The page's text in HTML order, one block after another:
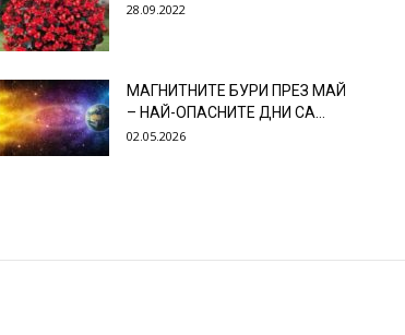
28.09.2022
МАГНИТНИТЕ БУРИ ПРЕЗ МАЙ
– НАЙ-ОПАСНИТЕ ДНИ СА…
02.05.2026